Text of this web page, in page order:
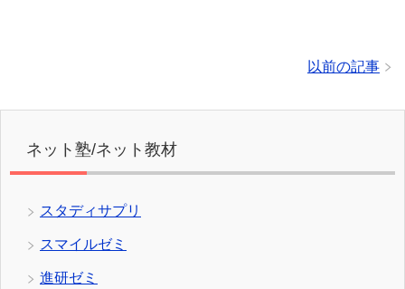
以前の記事
ネット塾/ネット教材
スタディサプリ
スマイルゼミ
進研ゼミ